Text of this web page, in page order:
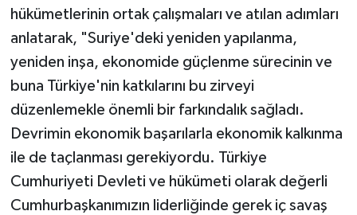
hükümetlerinin ortak çalışmaları ve atılan adımları
anlatarak, "Suriye'deki yeniden yapılanma,
yeniden inşa, ekonomide güçlenme sürecinin ve
buna Türkiye'nin katkılarını bu zirveyi
düzenlemekle önemli bir farkındalık sağladı.
Devrimin ekonomik başarılarla ekonomik kalkınma
ile de taçlanması gerekiyordu. Türkiye
Cumhuriyeti Devleti ve hükümeti olarak değerli
Cumhurbaşkanımızın liderliğinde gerek iç savaş